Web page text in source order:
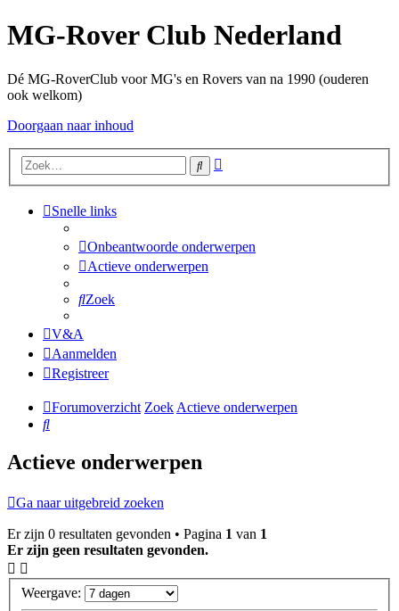
MG-Rover Club Nederland
Dé MG-RoverClub voor MG's en Rovers van na 1990 (ouderen
ook welkom)
Doorgaan naar inhoud
Zoek
Snelle links
Onbeantwoorde onderwerpen
Actieve onderwerpen
Zoek
V&A
Aanmelden
Registreer
Forumoverzicht ZoekActieve onderwerpen
Zoek
Actieve onderwerpen
Ga naar uitgebreid zoeken
Er zijn 0 resultaten gevonden • Pagina 1 van 1
Er zijn geen resultaten gevonden.
Weergave: